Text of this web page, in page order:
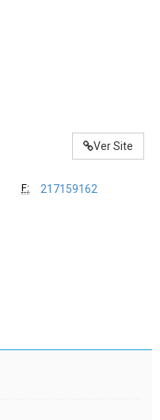
Ver Site
F: 217159162